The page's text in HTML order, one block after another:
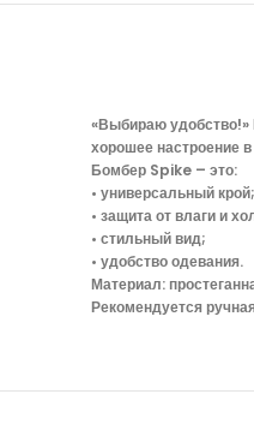
«Выбираю удобство!»
хорошее настроение
Бомбер Spike – это:
• универсальный крой;
• защита от влаги и
• стильный вид;
• удобство одевания.
Материал:
Рекомендуется